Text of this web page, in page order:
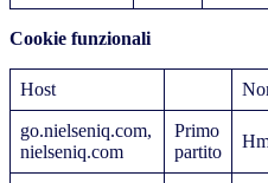
Cookie funzionali
Host
go.nielseniq.com,
nielseniq.com
Primo
partito